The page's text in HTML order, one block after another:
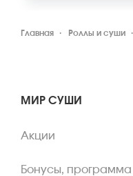
Главная Роллы и суши
МИР СУШИ
Акции
Бонусы, программа